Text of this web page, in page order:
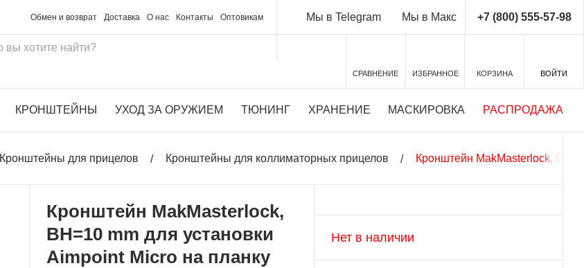
Обмен и возврат Доставка О нас Контакты Оптовикам Мы в Telegram Мы в Макс +7 (800) 555-57-98
СРАВНЕНИЕ ИЗБРАННОЕ КОРЗИНА ВОЙТИ
КРОНШТЕЙНЫ УХОД ЗА ОРУЖИЕМ ТЮНИНГ ХРАНЕНИЕ МАСКИРОВКА РАСПРОДАЖА
Кронштейны для прицелов Кронштейны для коллиматорных прицелов Кронштейн MakMasterlock,
Кронштейн MakMasterlock,
BH=10 mm для установки
Aimpoint Micro на планку
Нет в наличии